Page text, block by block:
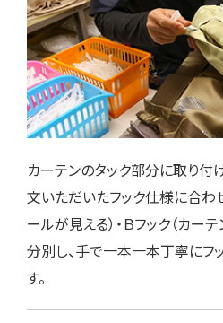
カーテンのタック部分に取り付
文いただいたフック仕様に合わ
ールが見える）・Ｂフック（カー
分別し、手で一本一本丁寧にフ
す。